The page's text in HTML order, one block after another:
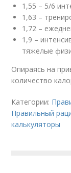
1,55 – 5/6
1,63 –
1,72 –
1,9 –
тяжелые
Опираясь на
количество
Категории:
Правильный
калькуляторы